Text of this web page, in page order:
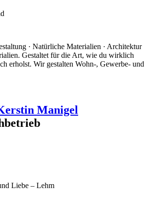
· Natürliche Materialien · Architektur
Gestaltet für die Art, wie du wirklich
erholst. Wir gestalten Wohn-, Gewerbe- und
Manigel
Liebe – Lehm